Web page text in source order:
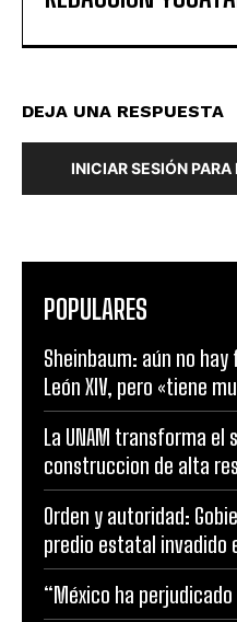
DEJA UNA RESPUESTA
INICIAR SESIÓN
POPULARES
Sheinbaum: aún no
León XIV, pero «tiene
La UNAM transforma el
construccion de alta
Orden y autoridad:
predio estatal invadido
“México ha